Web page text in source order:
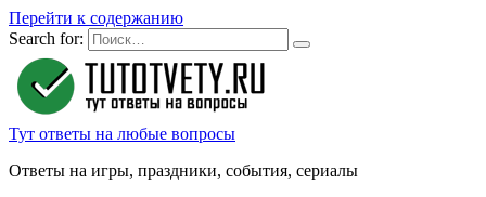
Перейти к содержанию
Search for:
Тут ответы на любые вопросы
Ответы на игры, праздники, события, сериалы